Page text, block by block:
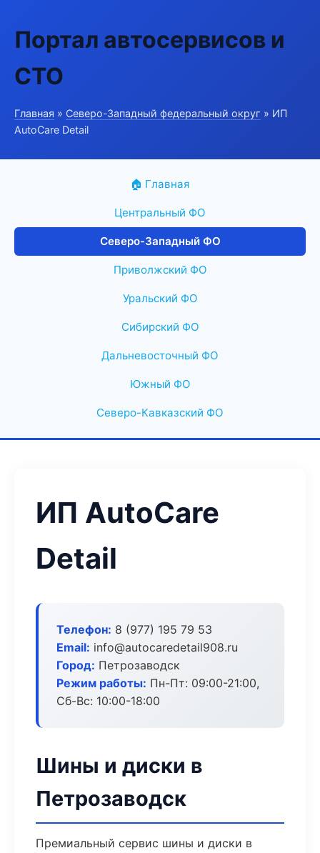
Портал автосервисов и
СТО
Главная » Северо-Западный федеральный округ » ИП
AutoCare Detail
🏠 Главная
Центральный ФО
Северо-Западный ФО
Приволжский ФО
Уральский ФО
Сибирский ФО
Дальневосточный ФО
Южный ФО
Северо-Кавказский ФО
ИП AutoCare
Detail
Телефон: 8 (977) 195 79 53
Email: info@autocaredetail908.ru
Город: Петрозаводск
Режим работы: Пн-Пт: 09:00-21:00,
Сб-Вс: 10:00-18:00
Шины и диски в
Петрозаводск
Премиальный сервис шины и диски в